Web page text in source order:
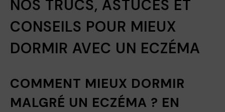
NOS TRUCS, ASTUCES ET
CONSEILS POUR MIEUX
DORMIR AVEC UN ECZÉMA
COMMENT MIEUX DORMIR
MALGRÉ UN ECZÉMA ? EN